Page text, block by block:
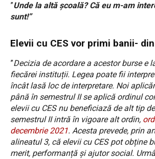
”Unde la altă școală? Că eu m-am
sunt!”
Elevii cu CES vor primi banii-
”Decizia de acordare a acestor burse e
fiecărei instituții. Legea poate fii
încât lasă loc de interpretare. Noi
până în semestrul II se aplică ordinul
elevii cu CES nu beneficiază de alt tip
semestrul II intră în vigoare alt ordin,
decembrie 2021. Acesta prevede, prin
alineatul 3, că elevii cu CES pot obține
merit, performanță și ajutor social.